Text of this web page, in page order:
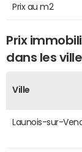
Prix au m2
Prix
dans les
Ville
Launois-sur-